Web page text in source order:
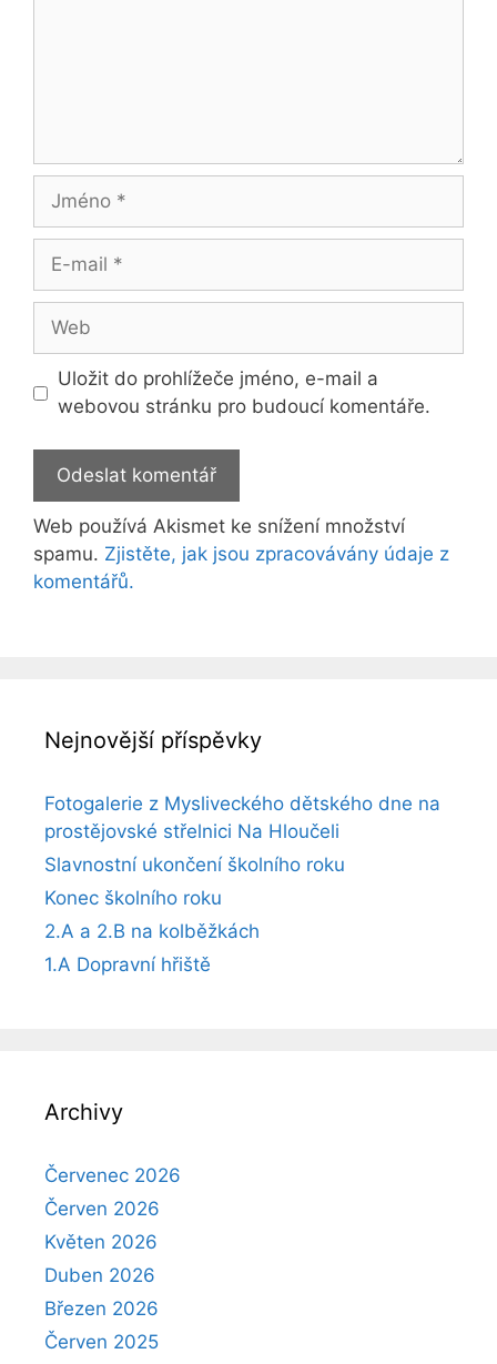
Jméno
Web
Uložit do prohlížeče jméno, e-mail a
webovou stránku pro budoucí komentáře.
Web používá Akismet ke snížení množství
spamu. Zjistěte, jak jsou zpracovávány údaje z
komentářů.
Nejnovější příspěvky
Fotogalerie z Mysliveckého dětského dne na
prostějovské střelnici Na Hloučeli
Slavnostní ukončení školního roku
Konec školního roku
2.A a 2.B na kolběžkách
1.A Dopravní hřiště
Archivy
Červenec 2026
Červen 2026
Květen 2026
Duben 2026
Březen 2026
Červen 2025